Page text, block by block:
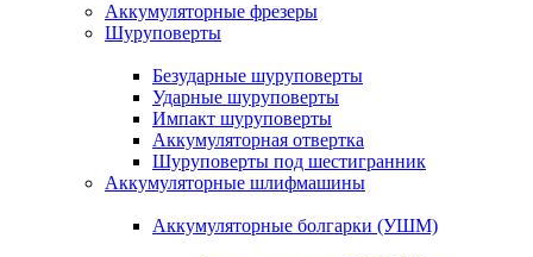
Аккумуляторные фрезеры
Шуруповерты
Безударные шуруповерты
Ударные шуруповерты
Импакт шуруповерты
Аккумуляторная отвертка
Шуруповерты под шестигранник
Аккумуляторные шлифмашины
Аккумуляторные болгарки (УШМ)